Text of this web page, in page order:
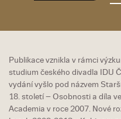
Publikace vznikla v rámci
studium českého divadla IDU
vydání vyšlo pod názvem
18. století – Osobnosti a díla
Academia v roce 2007. Nové